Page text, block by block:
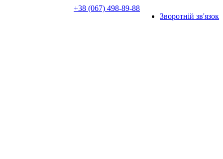
+38 (067) 498-89-88
Зворотній зв'язок